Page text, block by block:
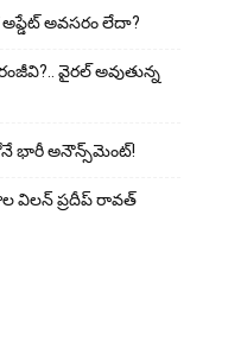
అప్డేట్ అవసరం లేదా?
వైరల్ అవుతున్న
భారీ అనౌన్స్‌మెంట్!
విలన్ ప్రదీప్ రావత్